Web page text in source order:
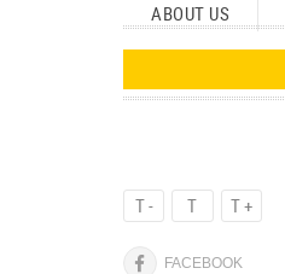
ABOUT US
T - T T +
FACEBOOK